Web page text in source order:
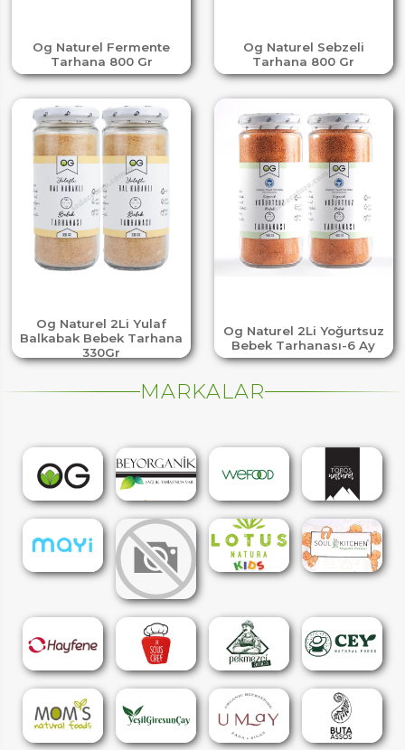
Og Naturel Fermente
Tarhana 800 Gr
Og Naturel Sebzeli
Tarhana 800 Gr
Og Naturel 2Li Yulaf
Balkabak Bebek Tarhana
330Gr
Og Naturel 2Li Yoğurtsuz
Bebek Tarhanası-6 Ay
MARKALAR